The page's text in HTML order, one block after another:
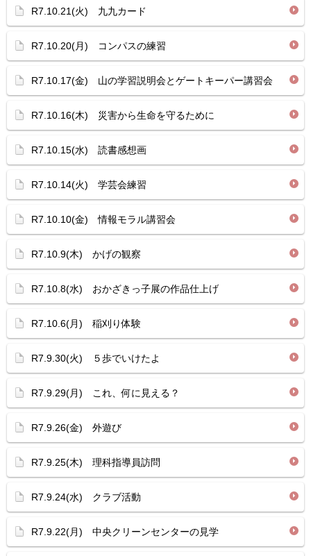
R7.10.21(火) 九九カード
R7.10.20(月) コンパスの練習
R7.10.17(金) 山の学習説明会とゲートキーパー講習会
R7.10.16(木) 災害から生命を守るために
R7.10.15(水) 読書感想画
R7.10.14(火) 学芸会練習
R7.10.10(金) 情報モラル講習会
R7.10.9(木) かげの観察
R7.10.8(水) おかざきっ子展の作品仕上げ
R7.10.6(月) 稲刈り体験
R7.9.30(火) ５歩でいけたよ
R7.9.29(月) これ、何に見える？
R7.9.26(金) 外遊び
R7.9.25(木) 理科指導員訪問
R7.9.24(水) クラブ活動
R7.9.22(月) 中央クリーンセンターの見学